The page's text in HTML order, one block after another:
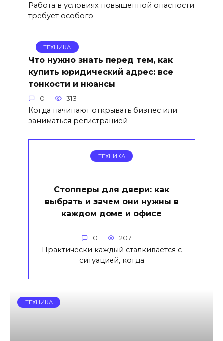
Работа в условиях повышенной опасности
требует особого
ТЕХНИКА
Что нужно знать перед тем, как
купить юридический адрес: все
тонкости и нюансы
0 313
Когда начинают открывать бизнес или
заниматься регистрацией
ТЕХНИКА
Стопперы для двери: как
выбрать и зачем они нужны в
каждом доме и офисе
0 207
Практически каждый сталкивается с
ситуацией, когда
ТЕХНИКА